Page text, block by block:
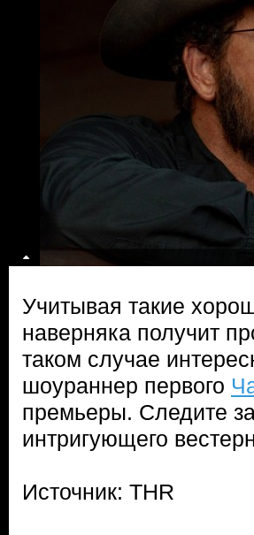
Учитывая такие
наверняка получит
таком случае
шоураннер первого
премьеры. Следите
интригующего
Источник: THR